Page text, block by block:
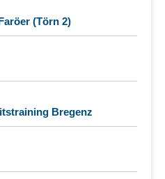
(Törn 2)
Bregenz